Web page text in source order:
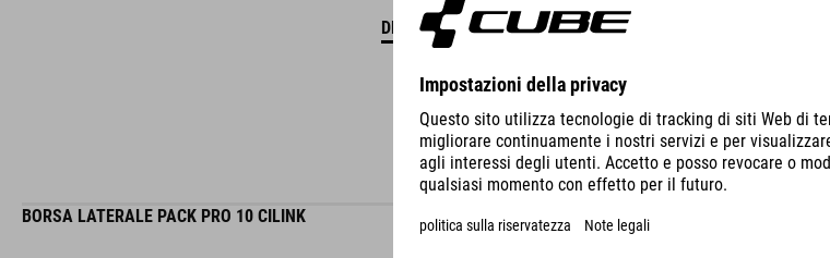
DETTAGLI
BORSA LATERALE PACK PRO 10 CILINK BORSA LATERALE PACK PRO 10 SMLINK 2.0